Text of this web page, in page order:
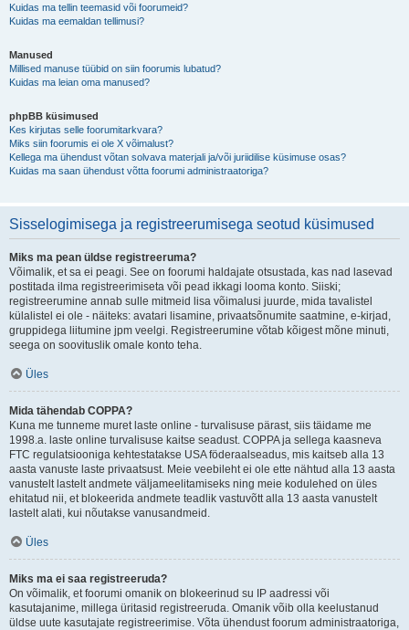
Kuidas ma tellin teemasid või foorumeid?
Kuidas ma eemaldan tellimusi?
Manused
Millised manuse tüübid on siin foorumis lubatud?
Kuidas ma leian oma manused?
phpBB küsimused
Kes kirjutas selle foorumitarkvara?
Miks siin foorumis ei ole X võimalust?
Kellega ma ühendust võtan solvava materjali ja/või juriidilise küsimuse osas?
Kuidas ma saan ühendust võtta foorumi administraatoriga?
Sisselogimisega ja registreerumisega seotud küsimused
Miks ma pean üldse registreeruma?
Võimalik, et sa ei peagi. See on foorumi haldajate otsustada, kas nad lasevad
postitada ilma registreerimiseta või pead ikkagi looma konto. Siiski;
registreerumine annab sulle mitmeid lisa võimalusi juurde, mida tavalistel
külalistel ei ole - näiteks: avatari lisamine, privaatsõnumite saatmine, e-kirjad,
gruppidega liitumine jpm veelgi. Registreerumine võtab kõigest mõne minuti,
seega on soovituslik omale konto teha.
Üles
Mida tähendab COPPA?
Kuna me tunneme muret laste online - turvalisuse pärast, siis täidame me
1998.a. laste online turvalisuse kaitse seadust. COPPA ja sellega kaasneva
FTC regulatsiooniga kehtestatakse USA föderaalseadus, mis kaitseb alla 13
aasta vanuste laste privaatsust. Meie veebileht ei ole ette nähtud alla 13 aasta
vanustelt lastelt andmete väljameelitamiseks ning meie kodulehed on üles
ehitatud nii, et blokeerida andmete teadlik vastuvõtt alla 13 aasta vanustelt
lastelt alati, kui nõutakse vanusandmeid.
Üles
Miks ma ei saa registreeruda?
On võimalik, et foorumi omanik on blokeerinud su IP aadressi või
kasutajanime, millega üritasid registreeruda. Omanik võib olla keelustanud
üldse uute kasutajate registreerimise. Võta ühendust foorum administraatoriga,